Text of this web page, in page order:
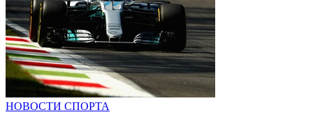
НОВОСТИ СПОРТА